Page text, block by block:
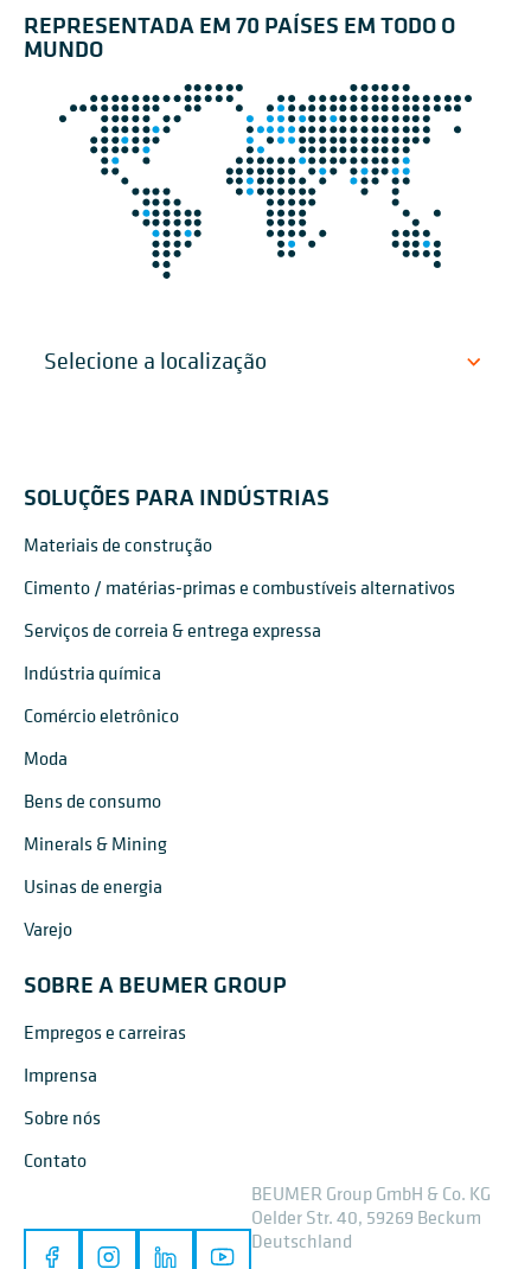
REPRESENTADA EM 70 PAÍSES EM TODO O
MUNDO
SOLUÇÕES PARA INDÚSTRIAS
Materiais de construção
Cimento / matérias-primas e combustíveis alternativos
Serviços de correia & entrega expressa
Indústria química
Comércio eletrônico
Moda
Bens de consumo
Minerals & Mining
Usinas de energia
Varejo
SOBRE A BEUMER GROUP
Empregos e carreiras
Imprensa
Sobre nós
Contato
BEUMER Group GmbH & Co. KG
Oelder Str. 40, 59269 Beckum
Deutschland